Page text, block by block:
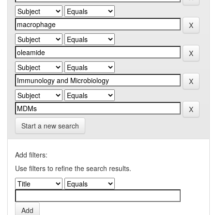
Start a new search
Add filters:
Use filters to refine the search results.